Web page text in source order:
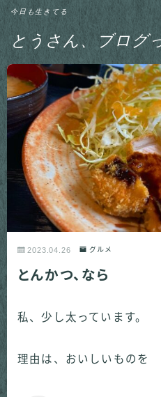
とうさん、ブログ
今日も生きてる
MENU
グルメ
日記
釣り
2023.04.26 グルメ
とんかつ、なら
私、少し太っています。
理由は、おいしいものを